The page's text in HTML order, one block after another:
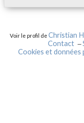
Voir le profil deChristian
Contact
Cookies et données